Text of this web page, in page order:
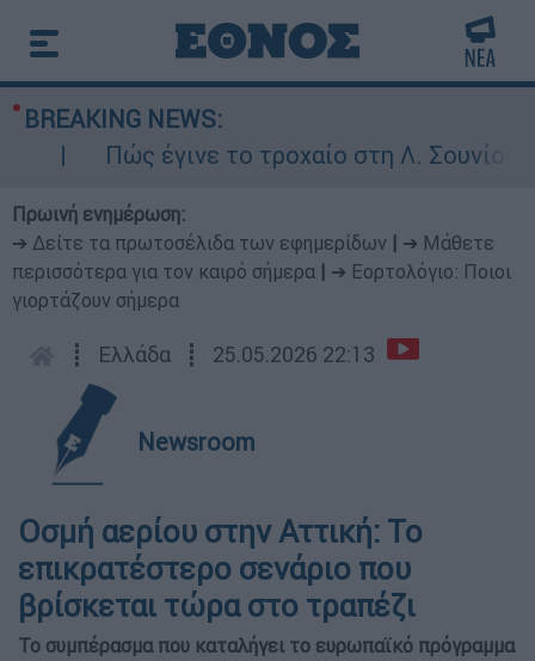
BREAKING NEWS:
Πώς έγινε το τροχαίο στη Λ. Σουνίου:
Πρωινή ενημέρωση:
➔ Δείτε τα πρωτοσέλιδα των εφημερίδων
➔ Μάθετε
περισσότερα για τον καιρό σήμερα
➔ Εορτολόγιο: Ποιοι
γιορτάζουν σήμερα
┋ Ελλάδα ┋ 25.05.2026 22:13
Newsroom
Οσμή αερίου στην Αττική: Το
επικρατέστερο σενάριο που
βρίσκεται τώρα στο τραπέζι
Το συμπέρασμα που καταλήγει το ευρωπαϊκό πρόγραμμα